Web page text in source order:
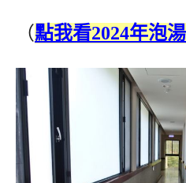
（點我看2024年泡